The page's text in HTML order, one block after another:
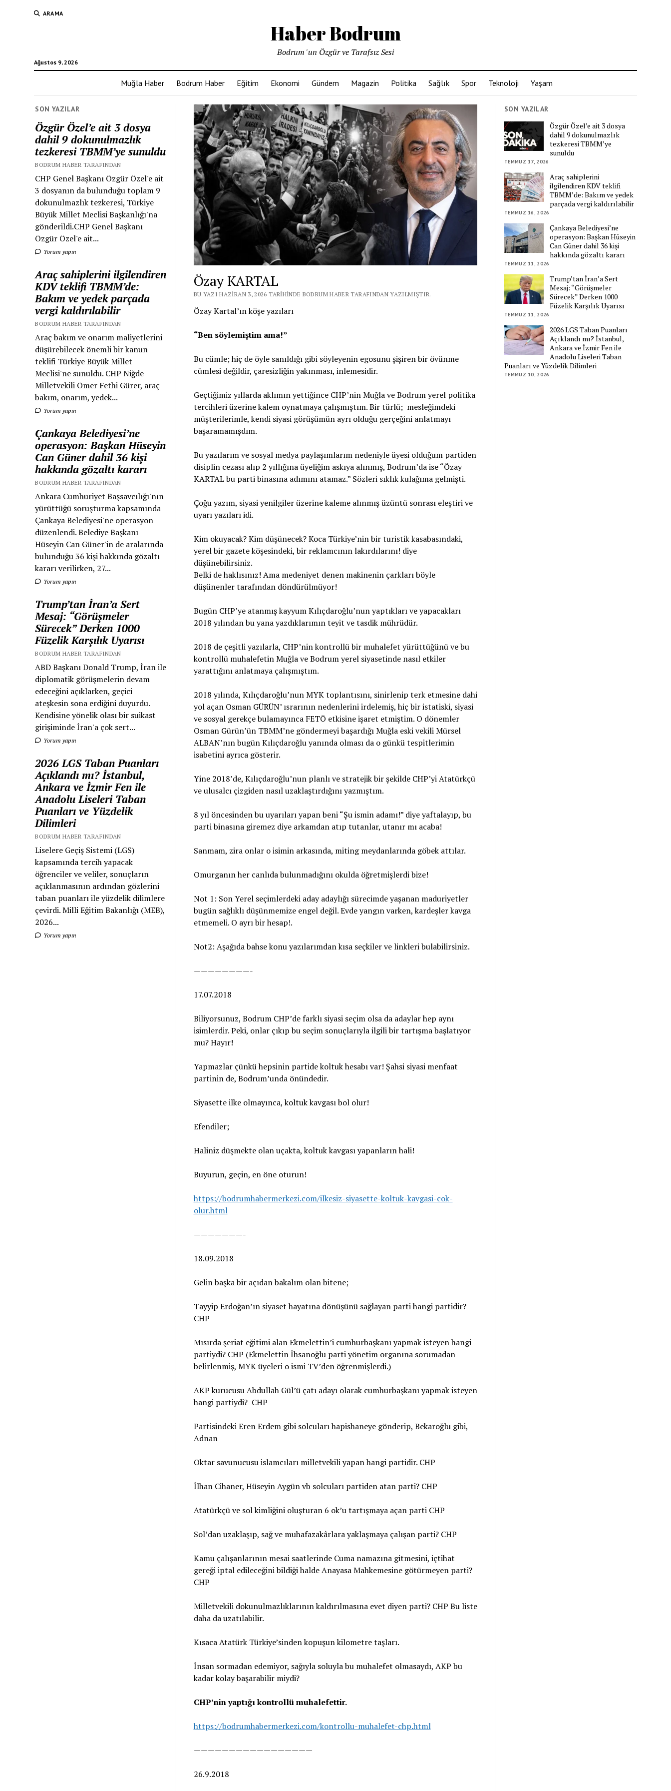
ARAMA
Haber Bodrum
Ağustos 9, 2026
Bodrum 'un Özgür ve Tarafsız Sesi
Muğla Haber Bodrum Haber Eğitim Ekonomi Gündem Magazin Politika Sağlık Spor Teknoloji Yaşam
SON YAZILAR
Özgür Özel’e ait 3 dosya
dahil 9 dokunulmazlık
tezkeresi TBMM’ye sunuldu
BODRUM HABER TARAFINDAN
CHP Genel Başkanı Özgür Özel'e ait
3 dosyanın da bulunduğu toplam 9
dokunulmazlık tezkeresi, Türkiye
Büyük Millet Meclisi Başkanlığı'na
gönderildi.CHP Genel Başkanı
Özgür Özel'e ait...
Yorum yapın
Araç sahiplerini ilgilendiren
KDV teklifi TBMM’de:
Bakım ve yedek parçada
vergi kaldırılabilir
BODRUM HABER TARAFINDAN
Araç bakım ve onarım maliyetlerini
düşürebilecek önemli bir kanun
teklifi Türkiye Büyük Millet
Meclisi'ne sunuldu. CHP Niğde
Milletvekili Ömer Fethi Gürer, araç
bakım, onarım, yedek...
Yorum yapın
Çankaya Belediyesi’ne
operasyon: Başkan Hüseyin
Can Güner dahil 36 kişi
hakkında gözaltı kararı
BODRUM HABER TARAFINDAN
Ankara Cumhuriyet Başsavcılığı'nın
yürüttüğü soruşturma kapsamında
Çankaya Belediyesi'ne operasyon
düzenlendi. Belediye Başkanı
Hüseyin Can Güner'in de aralarında
bulunduğu 36 kişi hakkında gözaltı
kararı verilirken, 27...
Yorum yapın
Trump’tan İran’a Sert
Mesaj: “Görüşmeler
Sürecek” Derken 1000
Füzelik Karşılık Uyarısı
BODRUM HABER TARAFINDAN
ABD Başkanı Donald Trump, İran ile
diplomatik görüşmelerin devam
edeceğini açıklarken, geçici
ateşkesin sona erdiğini duyurdu.
Kendisine yönelik olası bir suikast
girişiminde İran'a çok sert...
Yorum yapın
2026 LGS Taban Puanları
Açıklandı mı? İstanbul,
Ankara ve İzmir Fen ile
Anadolu Liseleri Taban
Puanları ve Yüzdelik
Dilimleri
BODRUM HABER TARAFINDAN
Liselere Geçiş Sistemi (LGS)
kapsamında tercih yapacak
öğrenciler ve veliler, sonuçların
açıklanmasının ardından gözlerini
taban puanları ile yüzdelik dilimlere
çevirdi. Milli Eğitim Bakanlığı (MEB),
2026...
Yorum yapın
Özay KARTAL
BU YAZI HAZIRAN 3, 2026 TARIHINDE BODRUM HABER TARAFINDAN YAZILMIŞTIR.
Özay Kartal’ın köşe yazıları
“Ben söylemiştim ama!”
Bu cümle; hiç de öyle sanıldığı gibi söyleyenin egosunu şişiren bir övünme
cümlesi değildir, çaresizliğin yakınması, inlemesidir.
Geçtiğimiz yıllarda aklımın yettiğince CHP’nin Muğla ve Bodrum yerel politika
tercihleri üzerine kalem oynatmaya çalışmıştım. Bir türlü; mesleğimdeki
müşterilerimle, kendi siyasi görüşümün ayrı olduğu gerçeğini anlatmayı
başaramamışdım.
Bu yazılarım ve sosyal medya paylaşımlarım nedeniyle üyesi olduğum partiden
disiplin cezası alıp 2 yıllığına üyeliğim askıya alınmış, Bodrum’da ise “Özay
KARTAL bu parti binasına adımını atamaz.” Sözleri sıklık kulağıma gelmişti.
Çoğu yazım, siyasi yenilgiler üzerine kaleme alınmış üzüntü sonrası eleştiri ve
uyarı yazıları idi.
Kim okuyacak? Kim düşünecek? Koca Türkiye’nin bir turistik kasabasındaki,
yerel bir gazete köşesindeki, bir reklamcının lakırdılarını! diye
düşünebilirsiniz.
Belki de haklısınız! Ama medeniyet denen makinenin çarkları böyle
düşünenler tarafından döndürülmüyor!
Bugün CHP’ye atanmış kayyum Kılıçdaroğlu’nun yaptıkları ve yapacakları
2018 yılından bu yana yazdıklarımın teyit ve tasdik mührüdür.
2018 de çeşitli yazılarla, CHP’nin kontrollü bir muhalefet yürüttüğünü ve bu
kontrollü muhalefetin Muğla ve Bodrum yerel siyasetinde nasıl etkiler
yarattığını anlatmaya çalışmıştım.
2018 yılında, Kılıçdaroğlu’nun MYK toplantısını, sinirlenip terk etmesine dahi
yol açan Osman GÜRÜN’ ısrarının nedenlerini irdelemiş, hiç bir istatiski, siyasi
ve sosyal gerekçe bulamayınca FETÖ etkisine işaret etmiştim. O dönemler
Osman Gürün’ün TBMM’ne göndermeyi başardığı Muğla eski vekili Mürsel
ALBAN’nın bugün Kılıçdaroğlu yanında olması da o günkü tespitlerimin
isabetini ayrıca gösterir.
Yine 2018’de, Kılıçdaroğlu’nun planlı ve stratejik bir şekilde CHP’yi Atatürkçü
ve ulusalcı çizgiden nasıl uzaklaştırdığını yazmıştım.
8 yıl öncesinden bu uyarıları yapan beni “Şu ismin adamı!” diye yaftalayıp, bu
parti binasına giremez diye arkamdan atıp tutanlar, utanır mı acaba!
Sanmam, zira onlar o isimin arkasında, miting meydanlarında göbek attılar.
Omurganın her canlıda bulunmadığını okulda öğretmişlerdi bize!
Not 1: Son Yerel seçimlerdeki aday adaylığı sürecimde yaşanan maduriyetler
bugün sağlıklı düşünmemize engel değil. Evde yangın varken, kardeşler kavga
etmemeli. O ayrı bir hesap!.
Not2: Aşağıda bahse konu yazılarımdan kısa seçkiler ve linkleri bulabilirsiniz.
————————-
17.07.2018
Biliyorsunuz, Bodrum CHP’de farklı siyasi seçim olsa da adaylar hep aynı
isimlerdir. Peki, onlar çıkıp bu seçim sonuçlarıyla ilgili bir tartışma başlatıyor
mu? Hayır!
Yapmazlar çünkü hepsinin partide koltuk hesabı var! Şahsi siyasi menfaat
partinin de, Bodrum’unda önündedir.
Siyasette ilke olmayınca, koltuk kavgası bol olur!
Efendiler;
Haliniz düşmekte olan uçakta, koltuk kavgası yapanların hali!
Buyurun, geçin, en öne oturun!
https://bodrumhabermerkezi.com/ilkesiz-siyasette-koltuk-kavgasi-cok-
olur.html
———————-
18.09.2018
Gelin başka bir açıdan bakalım olan bitene;
Tayyip Erdoğan’ın siyaset hayatına dönüşünü sağlayan parti hangi partidir?
CHP
Mısırda şeriat eğitimi alan Ekmelettin’i cumhurbaşkanı yapmak isteyen hangi
partiydi? CHP (Ekmelettin İhsanoğlu parti yönetim organına sorumadan
belirlenmiş, MYK üyeleri o ismi TV’den öğrenmişlerdi.)
AKP kurucusu Abdullah Gül’ü çatı adayı olarak cumhurbaşkanı yapmak isteyen
hangi partiydi? CHP
Partisindeki Eren Erdem gibi solcuları hapishaneye gönderip, Bekaroğlu gibi,
Adnan
Oktar savunucusu islamcıları milletvekili yapan hangi partidir. CHP
İlhan Cihaner, Hüseyin Aygün vb solcuları partiden atan parti? CHP
Atatürkçü ve sol kimliğini oluşturan 6 ok’u tartışmaya açan parti CHP
Sol’dan uzaklaşıp, sağ ve muhafazakârlara yaklaşmaya çalışan parti? CHP
Kamu çalışanlarının mesai saatlerinde Cuma namazına gitmesini, içtihat
gereği iptal edileceğini bildiği halde Anayasa Mahkemesine götürmeyen parti?
CHP
Milletvekili dokunulmazlıklarının kaldırılmasına evet diyen parti? CHP Bu liste
daha da uzatılabilir.
Kısaca Atatürk Türkiye’sinden kopuşun kilometre taşları.
İnsan sormadan edemiyor, sağıyla soluyla bu muhalefet olmasaydı, AKP bu
kadar kolay başarabilir miydi?
CHP’nin yaptığı kontrollü muhalefettir.
https://bodrumhabermerkezi.com/kontrollu-muhalefet-chp.html
—————————————————
26.9.2018
SON YAZILAR
Özgür Özel’e ait 3 dosya
dahil 9 dokunulmazlık
tezkeresi TBMM’ye
sunuldu
TEMMUZ 17, 2026
Araç sahiplerini
ilgilendiren KDV teklifi
TBMM’de: Bakım ve yedek
parçada vergi kaldırılabilir
TEMMUZ 16, 2026
Çankaya Belediyesi’ne
operasyon: Başkan Hüseyin
Can Güner dahil 36 kişi
hakkında gözaltı kararı
TEMMUZ 11, 2026
Trump’tan İran’a Sert
Mesaj: “Görüşmeler
Sürecek” Derken 1000
Füzelik Karşılık Uyarısı
TEMMUZ 11, 2026
2026 LGS Taban Puanları
Açıklandı mı? İstanbul,
Ankara ve İzmir Fen ile
Anadolu Liseleri Taban
Puanları ve Yüzdelik Dilimleri
TEMMUZ 10, 2026